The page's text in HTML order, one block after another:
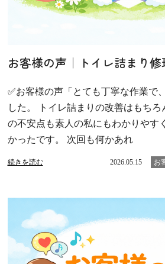
お客様の声｜トイレ詰まり修
✅お客様の声「とても丁寧な作業で
した。 トイレ詰まりの改善はもち
の不安点も素人の私にもわかりやす
かったです。 次回も何かあれ
続きを読む 2026.05.15 お